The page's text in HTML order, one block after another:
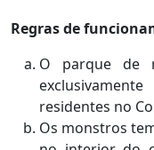
Regras de
O parque de
residentes no
Os monstros